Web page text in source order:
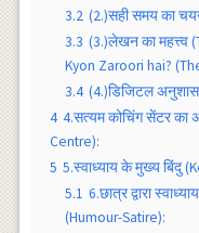
3.2 (2.)सही समय का
3.3 (3.)लेखन का महत्त्व
Kyon Zaroori hai?
3.4 (4.)डिजिटल
4 4.सत्यम कोचिंग सेंटर का
Centre):
5 5.स्वाध्याय के मुख्य बिंदु
5.1 6.छात्र द्वारा
(Humour-Satire):